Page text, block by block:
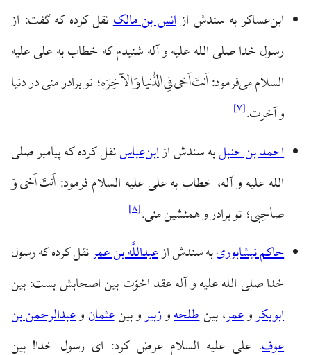
ابن‌عساکر به سندش ازانس بن مالکنقل کرده که گفت: از
رسول خدا صلی الله علیه و آله شنیدم که خطاب به علی علیه
السلام می‌فرمود:اَنتَ اَخی فِی الدُّنیا وَ الآخِرَه؛ تو برادر منی در دنیا
و آخرت.[۷]
احمد بن حنبلبه سندش ازابن‌عباسنقل کرده که پیامبر صلی
الله علیه و آله، خطاب به علی علیه السلام فرمود:اَنتَ اَخی وَ
صاحِبی؛ تو برادر و همنشین منی.[۸]
حاکم نیشابوریبه سندش ازعبداللَّه بن عمرنقل کرده که رسول
خدا صلی الله علیه و آله عقد اخوّت بین اصحابش بست: بین
ابوبکروعمر، بینطلحهوزبیرو بینعثمان وعبدالرحمن بن
عوف. علی علیه السلام عرض کرد: ای رسول خدا! بین